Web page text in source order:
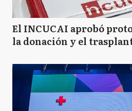
El INCUCAI aprobó
la donación y el